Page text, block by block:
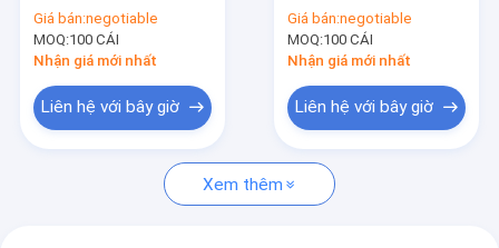
Chống ăn mòn mã
vạch
Giá bán:negotiable
MOQ:100 CÁI
Nhận giá mới nhất
Liên hệ với bây giờ
LPG
Giá bán:negotiable
MOQ:100 CÁI
Nhận giá mới nhất
Liên hệ với bây giờ
Xem thêm